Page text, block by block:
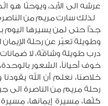
عرشه الى الأبد، ويوحنّا هو
لذلك سارت مريم من
جدّاً حتى لمن يسيرها اليوم
وطويلة تعبّر عن رحلة
درب طويلة وشاقّة، لا
خوف أحياناً، الشعور
خلاصنا، نعلم أن الله
رحلة مريم من الناصرة الى
كلّها، مسيرة إيمانها،